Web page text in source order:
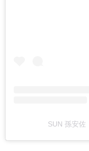
SUN 孫安佐